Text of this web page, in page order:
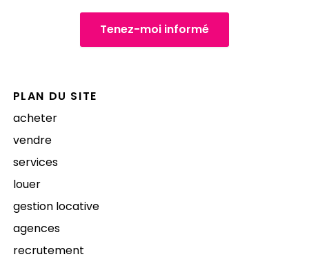
Tenez-moi informé
PLAN DU SITE
acheter
vendre
services
louer
gestion locative
agences
recrutement